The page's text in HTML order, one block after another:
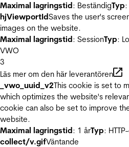
Maximal lagringstid: BeständigTyp:
hjViewportIdSaves the user's
images on the website.
Maximal lagringstid: SessionTyp:
VWO
3
Läs mer om den här leverantören
_vwo_uuid_v2This cookie is set to
which optimizes the website's
cookie can also be set to improve
website.
Maximal lagringstid: 1 årTyp:
collect/v.gifVäntande